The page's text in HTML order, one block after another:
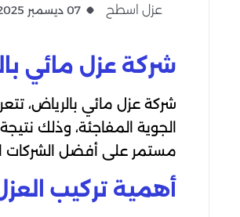
عزل اسطح 07 ديسمبر 2025
شركة عزل مائي
شركة عزل مائي بالرياض،
الجوية المفاجئة، وذلك
مستمر على أفضل الشركات
أهمية تركيب